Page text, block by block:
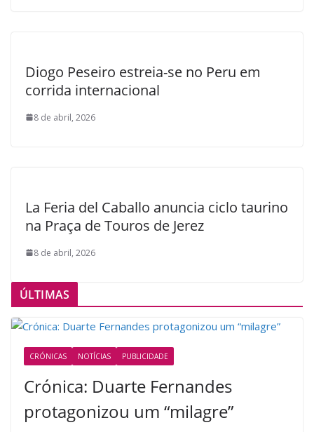
Diogo Peseiro estreia-se no Peru em
corrida internacional
8 de abril, 2026
La Feria del Caballo anuncia ciclo taurino
na Praça de Touros de Jerez
8 de abril, 2026
ÚLTIMAS
CRÓNICAS NOTÍCIAS PUBLICIDADE
Crónica: Duarte Fernandes
protagonizou um “milagre”